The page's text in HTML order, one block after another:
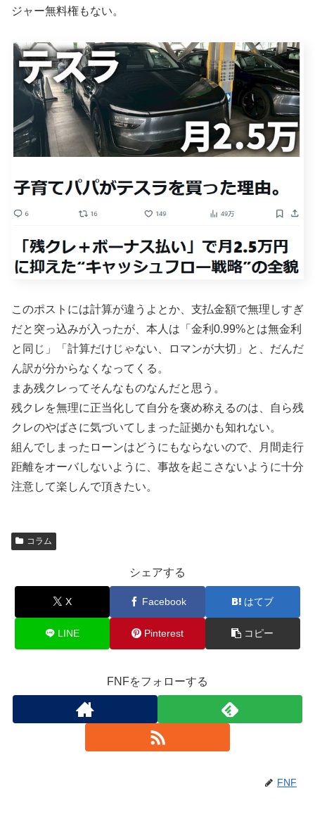
ジャー無料権もない。
このポストには計算が違うよとか、支払金額で無理しすぎ
だと突っ込みが入ったが、本人は「金利0.99%とは無金利
と同じ」「計算だけじゃない、ロマンが大切」と、だんだ
ん訳が分からなくなってくる。
まあ残クレってそんなものなんだと思う。
残クレを無理に正当化して自分を褒め称えるのは、自ら残
クレのやばさに気づいてしまった証拠かも知れない。
組んでしまったローンはどうにもならないので、月間走行
距離をオーバしないように、事故を起こさないように十分
注意して楽しんで頂きたい。
コラム
シェアする
X Facebook はてブ
LINE Pinterest コピー
FNFをフォローする
FNF